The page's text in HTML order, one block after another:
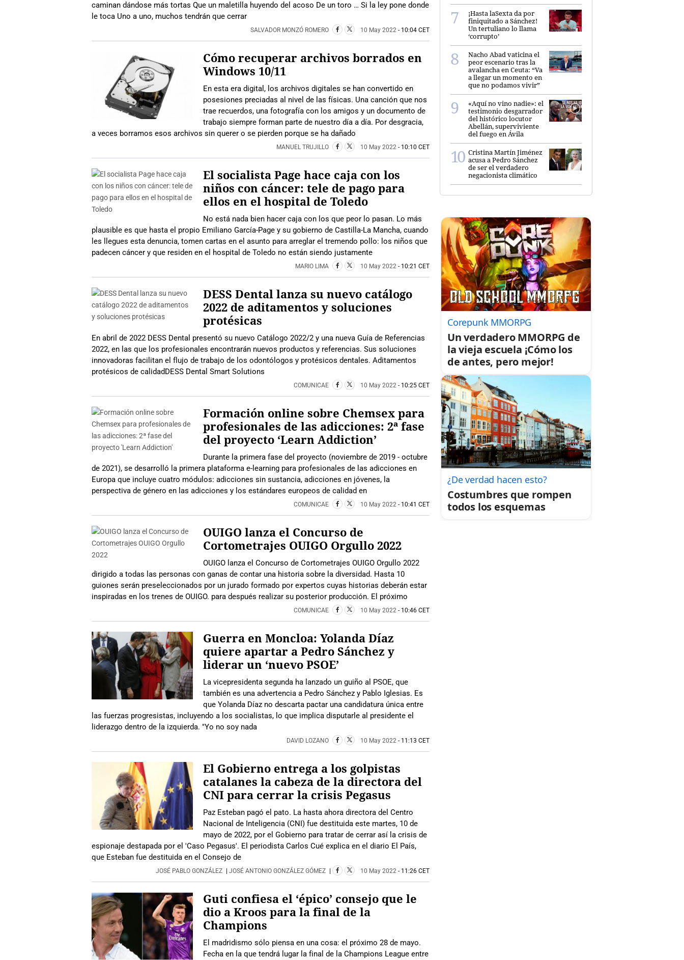
caminan dándose más tortas Que un maletilla huyendo del acoso De un toro … Si la ley pone donde
le toca Uno a uno, muchos tendrán que cerrar
SALVADOR MONZÓ ROMERO 10 May 2022 - 10:04 CET
Cómo recuperar archivos borrados en
Windows 10/11
En esta era digital, los archivos digitales se han convertido en
posesiones preciadas al nivel de las físicas. Una canción que nos
trae recuerdos, una fotografía con los amigos y un documento de
trabajo siempre forman parte de nuestro día a día. Por desgracia,
a veces borramos esos archivos sin querer o se pierden porque se ha dañado
MANUEL TRUJILLO 10 May 2022 - 10:10 CET
El socialista Page hace caja con los
niños con cáncer: tele de pago para
ellos en el hospital de Toledo
No está nada bien hacer caja con los que peor lo pasan. Lo más
plausible es que hasta el propio Emiliano García-Page y su gobierno de Castilla-La Mancha, cuando
les llegues esta denuncia, tomen cartas en el asunto para arreglar el tremendo pollo: los niños que
padecen cáncer y que residen en el hospital de Toledo no están siendo justamente
MARIO LIMA 10 May 2022 - 10:21 CET
DESS Dental lanza su nuevo catálogo
2022 de aditamentos y soluciones
protésicas
En abril de 2022 DESS Dental presentó su nuevo Catálogo 2022/2 y una nueva Guía de Referencias
2022, en las que los profesionales encontrarán nuevos productos y referencias. Sus soluciones
innovadoras facilitan el flujo de trabajo de los odontólogos y protésicos dentales. Aditamentos
protésicos de calidadDESS Dental Smart Solutions
COMUNICAE 10 May 2022 - 10:25 CET
Formación online sobre Chemsex para
profesionales de las adicciones: 2ª fase
del proyecto ‘Learn Addiction’
Durante la primera fase del proyecto (noviembre de 2019 - octubre
de 2021), se desarrolló la primera plataforma e-learning para profesionales de las adicciones en
Europa que incluye cuatro módulos: ​​adicciones sin sustancia, adicciones en jóvenes, la
perspectiva de género en las adicciones y los estándares europeos de calidad en
COMUNICAE 10 May 2022 - 10:41 CET
OUIGO lanza el Concurso de
Cortometrajes OUIGO Orgullo 2022
OUIGO lanza el Concurso de Cortometrajes OUIGO Orgullo 2022
dirigido a todas las personas con ganas de contar una historia sobre la diversidad. Hasta 10
guiones serán preseleccionados por un jurado formado por expertos cuyas historias deberán estar
inspiradas en los trenes de OUIGO. para después realizar su posterior producción. El próximo
COMUNICAE 10 May 2022 - 10:46 CET
Guerra en Moncloa: Yolanda Díaz
quiere apartar a Pedro Sánchez y
liderar un ‘nuevo PSOE’
La vicepresidenta segunda ha lanzado un guiño al PSOE, que
también es una advertencia a Pedro Sánchez y Pablo Iglesias. Es
que Yolanda Díaz no descarta pactar una candidatura única entre
las fuerzas progresistas, incluyendo a los socialistas, lo que implica disputarle al presidente el
liderazgo dentro de la izquierda. "Yo no soy nada
DAVID LOZANO 10 May 2022 - 11:13 CET
El Gobierno entrega a los golpistas
catalanes la cabeza de la directora del
CNI para cerrar la crisis Pegasus
Paz Esteban pagó el pato. La hasta ahora directora del Centro
Nacional de Inteligencia (CNI) fue destituida este martes, 10 de
mayo de 2022, por el Gobierno para tratar de cerrar así la crisis de
espionaje destapada por el 'Caso Pegasus'. El periodista Carlos Cué explica en el diario El País,
que Esteban fue destituida en el Consejo de
JOSÉ PABLO GONZÁLEZ JOSÉ ANTONIO GONZÁLEZ GÓMEZ 10 May 2022 - 11:26 CET
Guti confiesa el ‘épico’ consejo que le
dio a Kroos para la final de la
Champions
El madridismo sólo piensa en una cosa: el próximo 28 de mayo.
Fecha en la que tendrá lugar la final de la Champions League entre
¡Hasta laSexta da por
finiquitado a Sánchez!
Un tertuliano lo llama
‘corrupto’
Nacho Abad vaticina el
peor escenario tras la
avalancha en Ceuta: “Va
a llegar un momento en
que no podamos vivir”
«Aquí no vino nadie»: el
testimonio desgarrador
del histórico locutor
Abellán, superviviente
del fuego en Ávila
Cristina Martín Jiménez
acusa a Pedro Sánchez
de ser el verdadero
negacionista climático
Corepunk MMORPG
Un verdadero MMORPG de
la vieja escuela ¡Cómo los
de antes, pero mejor!
¿De verdad hacen esto?
Costumbres que rompen
todos los esquemas